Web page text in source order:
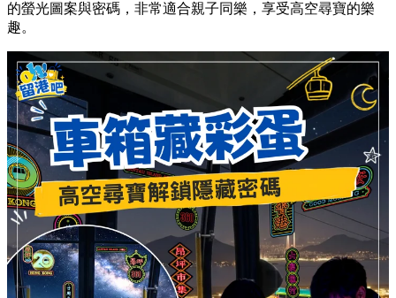
的螢光圖案與密碼，非常適合親子同樂，享受高空尋寶的樂
趣。